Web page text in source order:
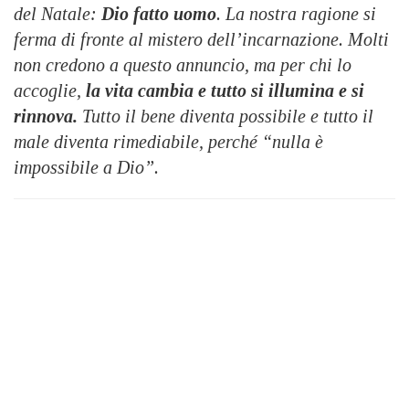
del Natale: Dio fatto uomo. La nostra ragione si
ferma di fronte al mistero dell’incarnazione. Molti
non credono a questo annuncio, ma per chi lo
accoglie, la vita cambia e tutto si illumina e si
rinnova. Tutto il bene diventa possibile e tutto il
male diventa rimediabile, perché “nulla è
impossibile a Dio”.